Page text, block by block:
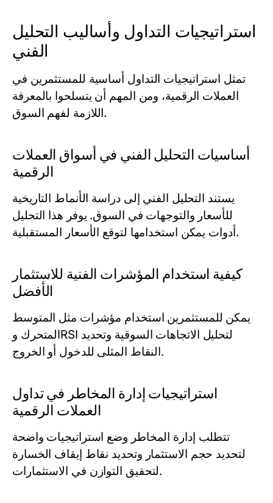
استراتيجيات التداول وأساليب التحليل
الفني
تمثل استراتيجيات التداول أساسية للمستثمرين في
العملات الرقمية، ومن المهم أن يتسلحوا بالمعرفة
اللازمة لفهم السوق.
أساسيات التحليل الفني في أسواق العملات
الرقمية
يستند التحليل الفني إلى دراسة الأنماط التاريخية
للأسعار والتوجهات في السوق. يوفر هذا التحليل
أدوات يمكن استخدامها لتوقع الأسعار المستقبلية.
كيفية استخدام المؤشرات الفنية للاستثمار
الأفضل
يمكن للمستثمرين استخدام مؤشرات مثل المتوسط
المتحرك وRSI لتحليل الاتجاهات السوقية وتحديد
النقاط المثلى للدخول أو الخروج.
استراتيجيات إدارة المخاطر في تداول
العملات الرقمية
تتطلب إدارة المخاطر وضع استراتيجيات واضحة
لتحديد حجم الاستثمار وتحديد نقاط إيقاف الخسارة
لتحقيق التوازن في الاستثمارات.